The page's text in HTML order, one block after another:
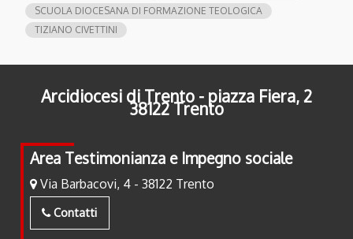
SCUOLA DIOCESANA DI FORMAZIONE TEOLOGICA
TIZIANO CIVETTINI
Arcidiocesi di Trento - piazza Fiera, 2
38122 Trento
Area Testimonianza e Impegno sociale
Via Barbacovi, 4 - 38122 Trento
Contatti